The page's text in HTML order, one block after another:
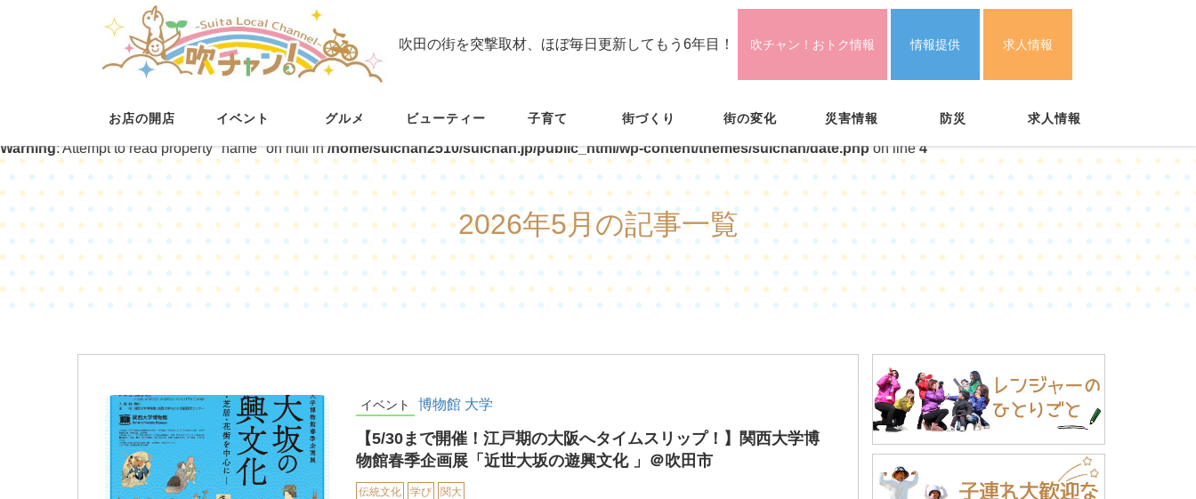
吹田の街を突撃取材、ほぼ毎日更新してもう6年目！ 吹チャン！おトク情報 情報提供 求人情報
お店の開店 イベント グルメ ビューティー 子育て 街づくり 街の変化 災害情報 防災 求人情報
Warning: Attempt to read property "name" on null in/home/suichan2510/suichan.jp/public_html/wp-content/themes/suichan/date.phpon line4
2026年5月の記事一覧
イベント 博物館 大学
【5/30まで開催！江戸期の大阪へタイムスリップ！】関西大学博
物館春季企画展「近世大坂の遊興文化 」＠吹田市
伝統文化 学び
関大